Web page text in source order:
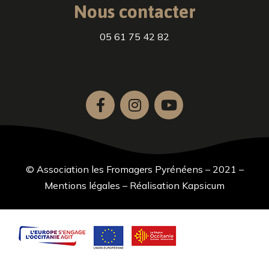
Nous contacter
05 61 75 42 82
© Association les Fromagers Pyrénéens – 2021 –
Mentions légales – Réalisation Kapsicum